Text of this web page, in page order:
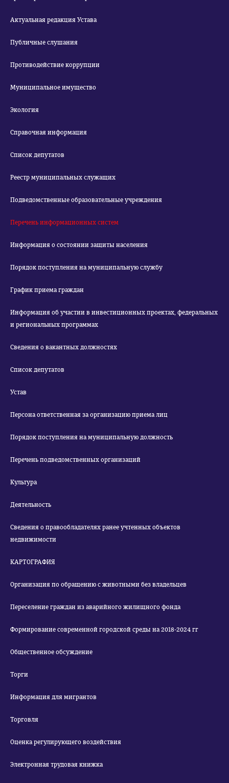
Актуальная редакция Устава
Публичные слушания
Противодействие коррупции
Муниципальное имущество
Экология
Справочная информация
Список депутатов
Реестр муниципальных служащих
Подведомственные образовательные учреждения
Перечень информационных систем
Информация о состоянии защиты населения
Порядок поступления на муниципальную службу
График приема граждан
Информация об участии в инвестиционных проектах, федеральных
и региональных программах
Сведения о вакантных должностях
Список депутатов
Устав
Персона ответственная за организацию приема лиц
Порядок поступления на муниципальную должность
Перечень подведомственных организаций
Культура
Деятельность
Сведения о правообладателях ранее учтенных объектов
недвижимости
КАРТОГРАФИЯ
Организация по обращению с животными без владельцев
Переселение граждан из аварийного жилищного фонда
Формирование современной городской среды на 2018-2024 гг
Общественное обсуждение
Торги
Информация для мигрантов
Торговля
Оценка регулирующего воздействия
Электронная трудовая книжка